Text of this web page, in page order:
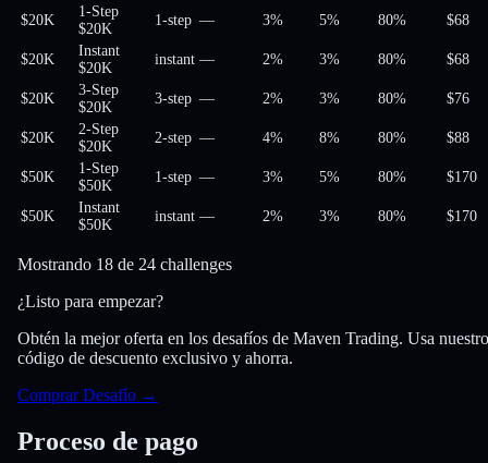
$20K
1-Step
$20K
1-step — 3% 5% 80% $68
$20K
Instant
$20K
instant — 2% 3% 80% $68
$20K
3-Step
$20K
3-step — 2% 3% 80% $76
$20K
2-Step
$20K
2-step — 4% 8% 80% $88
$50K
1-Step
$50K
1-step — 3% 5% 80% $170
$50K
Instant
$50K
instant — 2% 3% 80% $170
Mostrando 18 de 24 challenges
¿Listo para empezar?
Obtén la mejor oferta en los desafíos de Maven Trading. Usa nuestro
código de descuento exclusivo y ahorra.
Comprar Desafío →
Proceso de pago